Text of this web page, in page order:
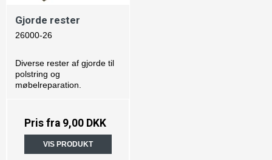
Gjorde rester
26000-26
Diverse rester af gjorde til
polstring og
møbelreparation.
Pris fra 9,00 DKK
VIS PRODUKT